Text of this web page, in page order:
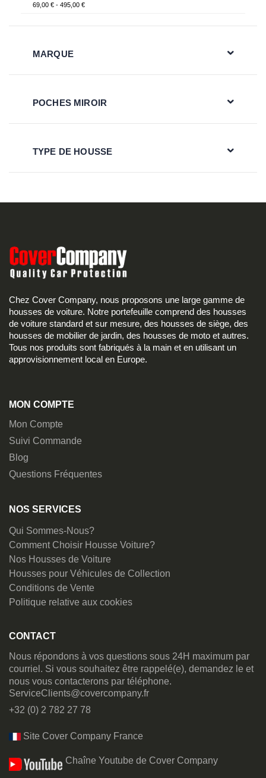
69,00 € - 495,00 €
MARQUE
POCHES MIROIR
TYPE DE HOUSSE
Chez Cover Company, nous proposons une large gamme de
housses de voiture. Notre portefeuille comprend des housses
de voiture standard et sur mesure, des housses de siège, des
housses de mobilier de jardin, des housses de moto et autres.
Tous nos produits sont fabriqués à la main et en utilisant un
approvisionnement local en Europe.
MON COMPTE
Mon Compte
Suivi Commande
Blog
Questions Fréquentes
NOS SERVICES
Qui Sommes-Nous?
Comment Choisir Housse Voiture?
Nos Housses de Voiture
Housses pour Véhicules de Collection
Conditions de Vente
Politique relative aux cookies
CONTACT
Nous répondons à vos questions sous 24H maximum par
courriel. Si vous souhaitez être rappelé(e), demandez le et
nous vous contacterons par téléphone.
ServiceClients@covercompany.fr
+32 (0) 2 782 27 78
Site Cover Company France
Chaîne Youtube de Cover Company